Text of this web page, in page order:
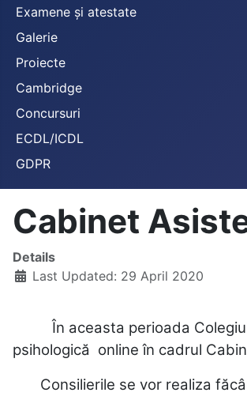
Examene și atestate
Galerie
Proiecte
Cambridge
Concursuri
ECDL/ICDL
GDPR
Cabinet
Details
Last Updated: 29 April 2020
În aceasta perioada
psihologică online în cadrul
Consilierile se vor realiza